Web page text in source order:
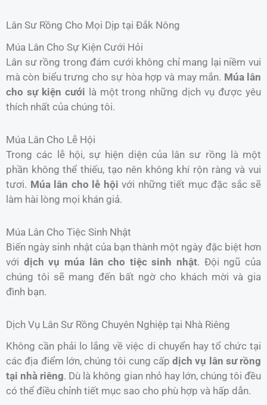
Lân Sư Rồng Cho Mọi Dịp tại Đắk Nông
Múa Lân Cho Sự Kiện Cưới Hỏi
Lân sư rồng trong đám cưới không chỉ mang lại niềm vui
mà còn biểu trưng cho sự hòa hợp và may mắn. Múa lân
cho sự kiện cưới là một trong những dịch vụ được yêu
thích nhất của chúng tôi.
Múa Lân Cho Lễ Hội
Trong các lễ hội, sự hiện diện của lân sư rồng là một
phần không thể thiếu, tạo nên không khí rộn ràng và vui
tươi. Múa lân cho lễ hội với những tiết mục đặc sắc sẽ
làm hài lòng mọi khán giả.
Múa Lân Cho Tiệc Sinh Nhật
Biến ngày sinh nhật của bạn thành một ngày đặc biệt hơn
với dịch vụ múa lân cho tiệc sinh nhật. Đội ngũ của
chúng tôi sẽ mang đến bất ngờ cho khách mời và gia
đình bạn.
Dịch Vụ Lân Sư Rồng Chuyên Nghiệp tại Nhà Riêng
Không cần phải lo lắng về việc di chuyển hay tổ chức tại
các địa điểm lớn, chúng tôi cung cấp dịch vụ lân sư rồng
tại nhà riêng. Dù là không gian nhỏ hay lớn, chúng tôi đều
có thể điều chỉnh tiết mục sao cho phù hợp và hấp dẫn.